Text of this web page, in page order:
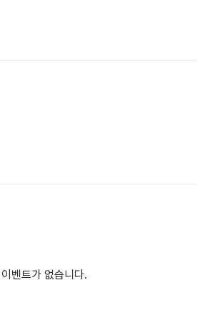
벤트가 없습니다.